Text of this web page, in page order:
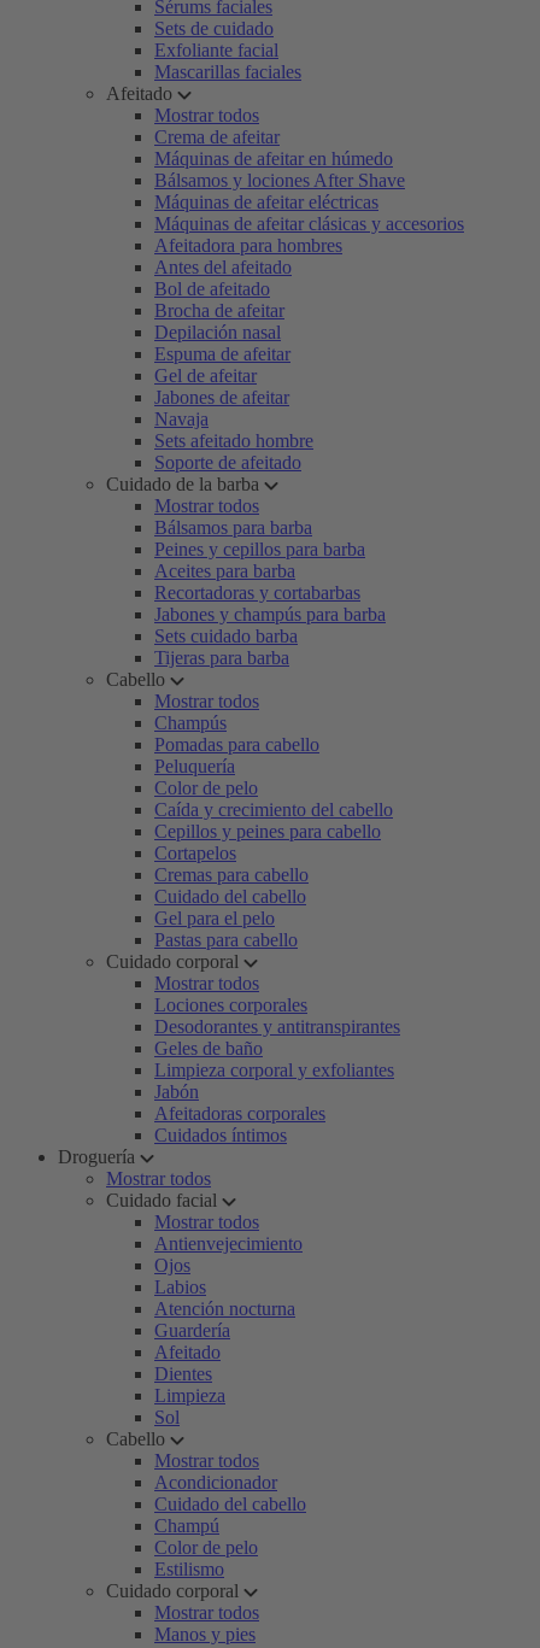
Sérums faciales
Sets de cuidado
Exfoliante facial
Mascarillas faciales
Afeitado
Mostrar todos
Crema de afeitar
Máquinas de afeitar en húmedo
Bálsamos y lociones After Shave
Máquinas de afeitar eléctricas
Máquinas de afeitar clásicas y accesorios
Afeitadora para hombres
Antes del afeitado
Bol de afeitado
Brocha de afeitar
Depilación nasal
Espuma de afeitar
Gel de afeitar
Jabones de afeitar
Navaja
Sets afeitado hombre
Soporte de afeitado
Cuidado de la barba
Mostrar todos
Bálsamos para barba
Peines y cepillos para barba
Aceites para barba
Recortadoras y cortabarbas
Jabones y champús para barba
Sets cuidado barba
Tijeras para barba
Cabello
Mostrar todos
Champús
Pomadas para cabello
Peluquería
Color de pelo
Caída y crecimiento del cabello
Cepillos y peines para cabello
Cortapelos
Cremas para cabello
Cuidado del cabello
Gel para el pelo
Pastas para cabello
Cuidado corporal
Mostrar todos
Lociones corporales
Desodorantes y antitranspirantes
Geles de baño
Limpieza corporal y exfoliantes
Jabón
Afeitadoras corporales
Cuidados íntimos
Droguería
Mostrar todos
Cuidado facial
Mostrar todos
Antienvejecimiento
Ojos
Labios
Atención nocturna
Guardería
Afeitado
Dientes
Limpieza
Sol
Cabello
Mostrar todos
Acondicionador
Cuidado del cabello
Champú
Color de pelo
Estilismo
Cuidado corporal
Mostrar todos
Manos y pies